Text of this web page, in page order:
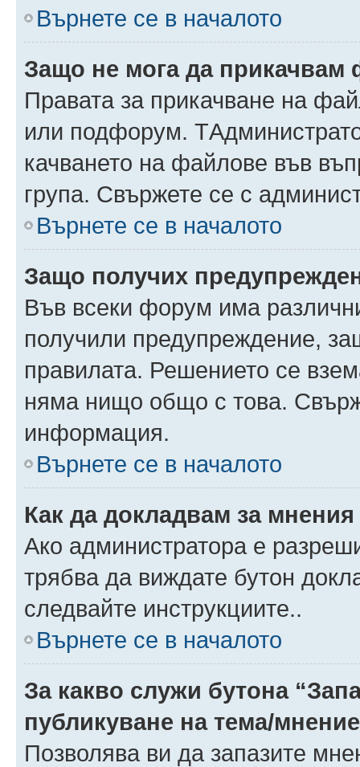
Върнете се в началото
Защо не мога да прикачвам
Правата за прикачване на
или подфорум.
качването на файлове във
група. Свържете се с
Върнете се в началото
Защо получих
Във всеки форум има
получили предупреждение,
правилата. Решението се
няма нищо общо с това.
информация.
Върнете се в началото
Как да докладвам за
Ако администратора е
трябва да виждате бутон
следвайте инструкциите..
Върнете се в началото
За какво служи бутона
публикуване на тема/
Позволява ви да запазите